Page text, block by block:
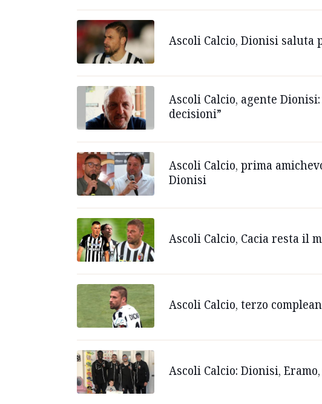
Ascoli Calcio, Dionisi saluta
Ascoli Calcio, agente
decisioni”
Ascoli Calcio, prima
Dionisi
Ascoli Calcio, Cacia resta il
Ascoli Calcio, terzo
Ascoli Calcio: Dionisi,